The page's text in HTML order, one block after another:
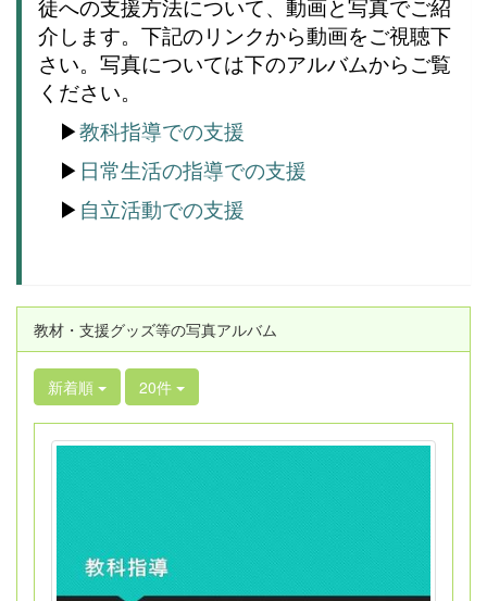
徒への支援方法について、動画と写真でご紹
介します。下記のリンクから動画をご視聴下
さい。写真については下のアルバムからご覧
ください。
▶教科指導での支援
▶ 日常生活の指導での支援
▶ 自立活動での支援
教材・支援グッズ等の写真アルバム
新着順 20件